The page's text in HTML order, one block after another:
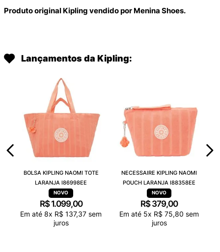
Produto original Kipling vendido por Menina Shoes.
Lançamentos da Kipling:
BOLSA KIPLING NAOMI TOTE
LARANJA I86998EE
R$ 1.099,00
Em até 8x R$ 137,37 sem
juros
NECESSAIRE KIPLING NAOMI
POUCH LARANJA I88358EE
R$ 379,00
Em até 5x R$ 75,80 sem
juros